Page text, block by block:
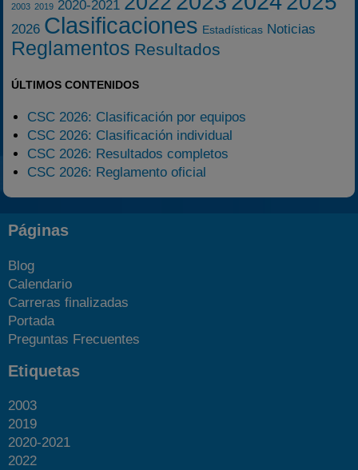
2003 2019 2020-2021
2026 Clasificaciones Estadísticas Noticias
Reglamentos Resultados
ÚLTIMOS CONTENIDOS
CSC 2026: Clasificación por equipos
CSC 2026: Clasificación individual
CSC 2026: Resultados completos
CSC 2026: Reglamento oficial
Páginas
Blog
Calendario
Carreras finalizadas
Portada
Preguntas Frecuentes
Etiquetas
2003
2019
2020-2021
2022